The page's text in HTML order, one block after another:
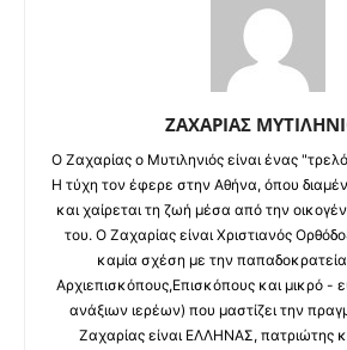
ΖΑΧΑΡΙΑΣ
O Ζαχαρίας ο Μυτιληνιός είναι ένας
Η τύχη τον έφερε στην Αθήνα, όπου
και χαίρεται τη ζωή μέσα από την
του. Ο Ζαχαρίας είναι Χριστιανός
καμία σχέση με την
Αρχιεπισκόπους,Επισκόπους και μικρό -
ανάξιων ιερέων) που μαστίζει την
Ζαχαρίας είναι ΕΛΛΗΝΑΣ, πατριώτης